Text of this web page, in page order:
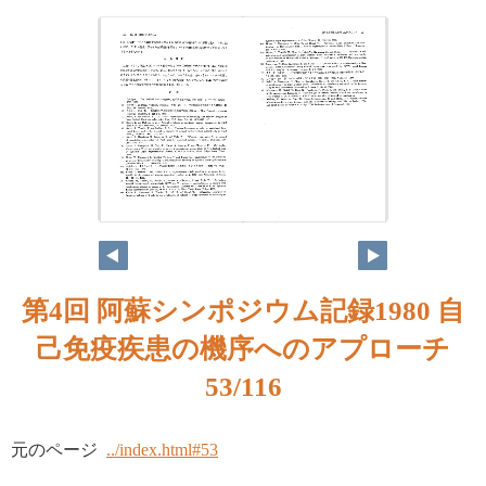
第4回 阿蘇シンポジウム記録1980 自
己免疫疾患の機序へのアプローチ
53/116
元のページ ../index.html#53